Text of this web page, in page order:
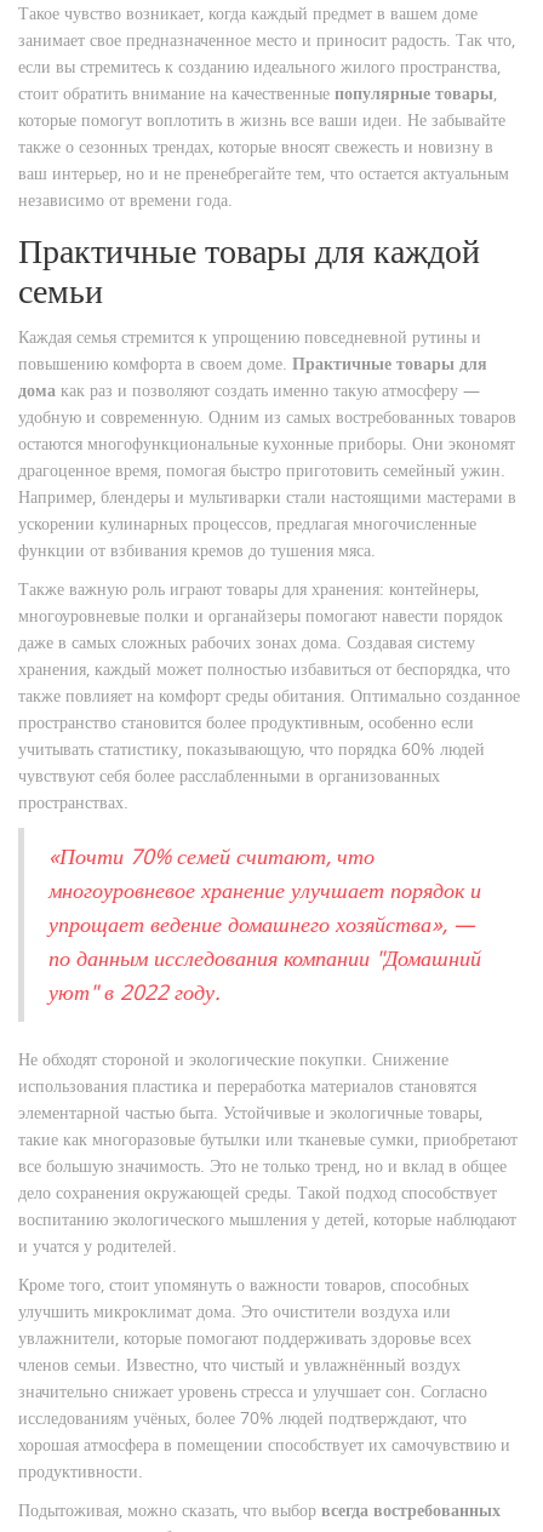
Такое чувство возникает, когда каждый предмет в вашем доме
занимает свое предназначенное место и приносит радость. Так что,
если вы стремитесь к созданию идеального жилого пространства,
стоит обратить внимание на качественные популярные товары,
которые помогут воплотить в жизнь все ваши идеи. Не забывайте
также о сезонных трендах, которые вносят свежесть и новизну в
ваш интерьер, но и не пренебрегайте тем, что остается актуальным
независимо от времени года.
Практичные товары для каждой
семьи
Каждая семья стремится к упрощению повседневной рутины и
повышению комфорта в своем доме. Практичные товары для
дома как раз и позволяют создать именно такую атмосферу —
удобную и современную. Одним из самых востребованных товаров
остаются многофункциональные кухонные приборы. Они экономят
драгоценное время, помогая быстро приготовить семейный ужин.
Например, блендеры и мультиварки стали настоящими мастерами в
ускорении кулинарных процессов, предлагая многочисленные
функции от взбивания кремов до тушения мяса.
Также важную роль играют товары для хранения: контейнеры,
многоуровневые полки и органайзеры помогают навести порядок
даже в самых сложных рабочих зонах дома. Создавая систему
хранения, каждый может полностью избавиться от беспорядка, что
также повлияет на комфорт среды обитания. Оптимально созданное
пространство становится более продуктивным, особенно если
учитывать статистику, показывающую, что порядка 60% людей
чувствуют себя более расслабленными в организованных
пространствах.
«Почти 70% семей считают, что
многоуровневое хранение улучшает порядок и
упрощает ведение домашнего хозяйства», —
по данным исследования компании "Домашний
уют" в 2022 году.
Не обходят стороной и экологические покупки. Снижение
использования пластика и переработка материалов становятся
элементарной частью быта. Устойчивые и экологичные товары,
такие как многоразовые бутылки или тканевые сумки, приобретают
все большую значимость. Это не только тренд, но и вклад в общее
дело сохранения окружающей среды. Такой подход способствует
воспитанию экологического мышления у детей, которые наблюдают
и учатся у родителей.
Кроме того, стоит упомянуть о важности товаров, способных
улучшить микроклимат дома. Это очистители воздуха или
увлажнители, которые помогают поддерживать здоровье всех
членов семьи. Известно, что чистый и увлажнённый воздух
значительно снижает уровень стресса и улучшает сон. Согласно
исследованиям учёных, более 70% людей подтверждают, что
хорошая атмосфера в помещении способствует их самочувствию и
продуктивности.
Подытоживая, можно сказать, что выбор всегда востребованных